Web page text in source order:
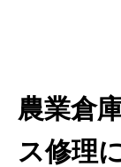
農業倉
ス修理